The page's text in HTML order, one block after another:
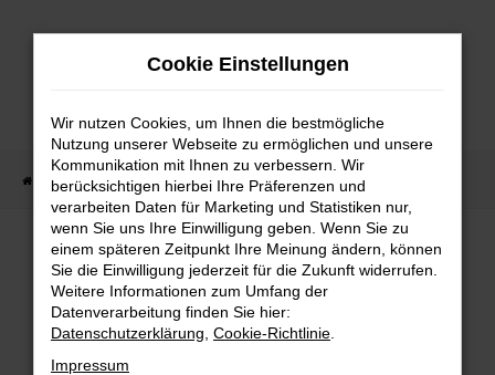
Zum
Startseite Fahrzeug Showroom Fahrzeugbestand
FAHRZEUGBESTAND
Bei Neuwagen Autoland finden Sie eine große
Auswahl an Marken und Modellen.
Cookie Einstellungen
Wir nutzen Cookies, um Ihnen die bestmögliche
Nutzung unserer Webseite zu ermöglichen und unsere
Kommunikation mit Ihnen zu verbessern. Wir
berücksichtigen hierbei Ihre Präferenzen und
verarbeiten Daten für Marketing und Statistiken nur,
wenn Sie uns Ihre Einwilligung geben. Wenn Sie zu
einem späteren Zeitpunkt Ihre Meinung ändern, können
Sie die Einwilligung jederzeit für die Zukunft widerrufen.
Weitere Informationen zum Umfang der
Datenverarbeitung finden Sie hier:
Datenschutzerklärung Cookie-Richtlinie
Impressum